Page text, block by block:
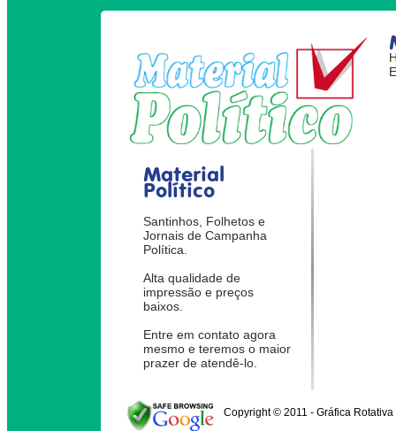
Material
Político
Santinhos, Folhetos e
Jornais de Campanha
Política.
Alta qualidade de
impressão e preços
baixos.
Entre em contato agora
mesmo e teremos o maior
prazer de atendê-lo.
Copyright © 2011 - Gráfica